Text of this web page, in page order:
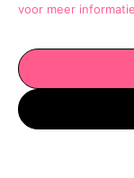
voor meer